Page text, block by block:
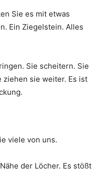
Sie es mit etwas
Ein Ziegelstein. Alles
Sie scheitern. Sie
sie weiter. Es ist
viele von uns.
der Löcher. Es stößt